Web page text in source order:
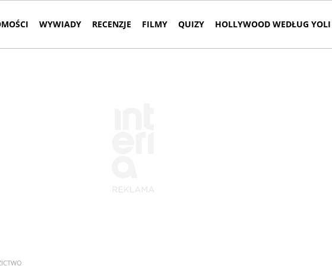
WYWIADY RECENZJE FILMY QUIZY HOLLYWOOD WEDŁUG YOLI